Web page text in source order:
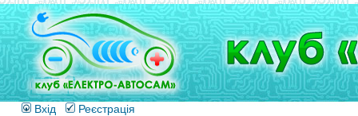
Вхід Реєстрація